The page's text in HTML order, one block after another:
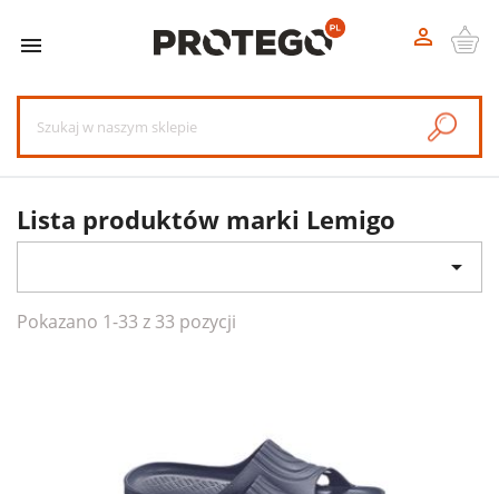
 
Lista produktów marki Lemigo

Pokazano 1-33 z 33 pozycji